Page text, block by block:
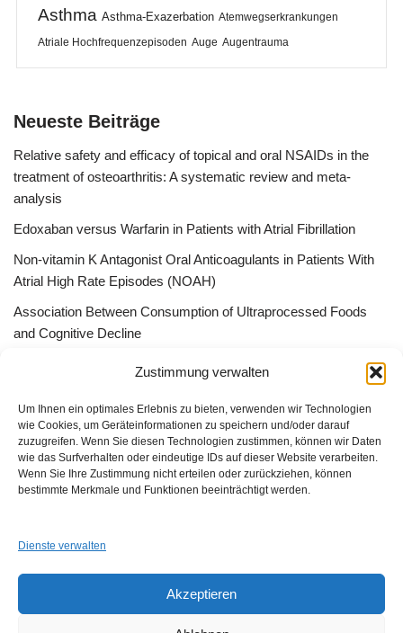
Zustimmung verwalten
Um Ihnen ein optimales Erlebnis zu bieten, verwenden wir Technologien
wie Cookies, um Geräteinformationen zu speichern und/oder darauf
zuzugreifen. Wenn Sie diesen Technologien zustimmen, können wir Daten
wie das Surfverhalten oder eindeutige IDs auf dieser Website verarbeiten.
Wenn Sie Ihre Zustimmung nicht erteilen oder zurückziehen, können
bestimmte Merkmale und Funktionen beeinträchtigt werden.
Dienste verwalten
Akzeptieren
Asthma Asthma-Exazerbation Atemwegserkrankungen
Atriale Hochfrequenzepisoden Auge Augentrauma
Neueste Beiträge
Relative safety and efficacy of topical and oral NSAIDs in the
treatment of osteoarthritis: A systematic review and meta-
analysis
Edoxaban versus Warfarin in Patients with Atrial Fibrillation
Non-vitamin K Antagonist Oral Anticoagulants in Patients With
Atrial High Rate Episodes (NOAH)
Association Between Consumption of Ultraprocessed Foods
and Cognitive Decline
Bessere Behandlung durch „Peer effect“ –Qualitätszirkel, App
GUAD e.V.
info@guad-netz.de